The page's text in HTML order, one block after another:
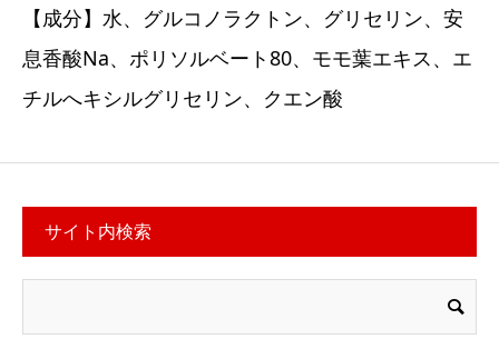
【成分】水、グルコノラクトン、グリセリン、安
息香酸Na、ポリソルベート80、モモ葉エキス、エ
チルへキシルグリセリン、クエン酸
サイト内検索